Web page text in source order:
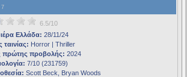
7
6.5/10
Ελλάδα: 28/11/24
ταινίας: Horror | Thriller
πρώτης προβολής: 2024
7/10 (231759)
Scott Beck, Bryan Woods